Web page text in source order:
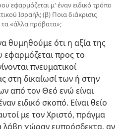
εφαρμόζεται μ’ έναν ειδικό τρόπο
Ισραήλ; (β) Ποια διάκρισις
«άλλα πρόβατα»;
θυμηθούμε ότι η αξία της
εφαρμόζεται προς το
πνευματικοί
στη δικαίωσί των ή στην
από τον Θεό ενώ είναι
ειδικό σκοπό. Είναι θείο
με τον Χριστό, πράγμα
χώραν ευπρόσδεκτα, αν